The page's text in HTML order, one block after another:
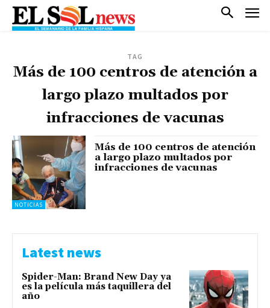
TAG
Más de 100 centros de atención a
largo plazo multados por
infracciones de vacunas
NOTICIAS
Más de 100 centros de atención
a largo plazo multados por
infracciones de vacunas
Latest news
Spider-Man: Brand New Day ya
es la película más taquillera del
año